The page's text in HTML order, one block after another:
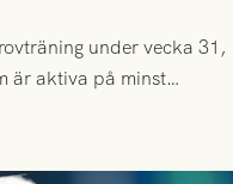
under vecka 31,
är aktiva på minst